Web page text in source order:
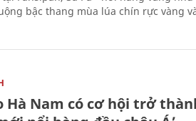
bậc thang mùa lúa chín rực vàng
Hà Nam có cơ hội trở